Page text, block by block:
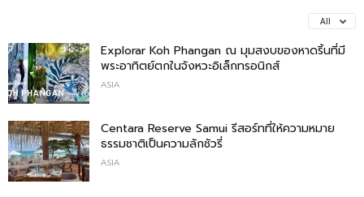
All
Explorar Koh Phangan ณ มุมสงบของหาดริ้นที่มี
พระอาทิตย์ตกในจังหวะอิเล็กทรอนิกส์
ASIA
Centara Reserve Samui รีสอร์ทที่ให้ความหมาย
ธรรมชาติเป็นความลักชัวรี่
ASIA